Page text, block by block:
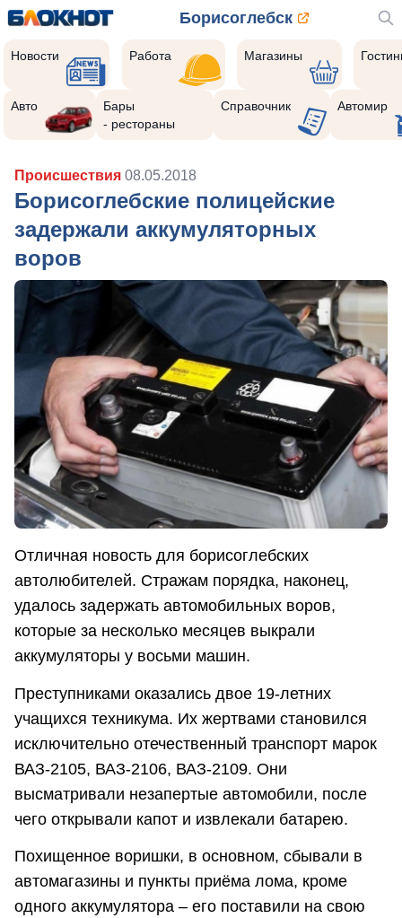
Борисоглебск
Новости Работа Магазины
Авто
Бары
- рестораны
Справочник Автомир
Происшествия 08.05.2018
Борисоглебские полицейские
задержали аккумуляторных
воров
Отличная новость для борисоглебских
автолюбителей. Стражам порядка, наконец,
удалось задержать автомобильных воров,
которые за несколько месяцев выкрали
аккумуляторы у восьми машин.
Преступниками оказались двое 19-летних
учащихся техникума. Их жертвами становился
исключительно отечественный транспорт марок
ВАЗ-2105, ВАЗ-2106, ВАЗ-2109. Они
высматривали незапертые автомобили, после
чего открывали капот и извлекали батарею.
Похищенное воришки, в основном, сбывали в
автомагазины и пункты приёма лома, кроме
одного аккумулятора – его поставили на свою